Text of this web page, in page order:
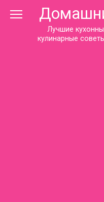
Лучшие
кулинарные